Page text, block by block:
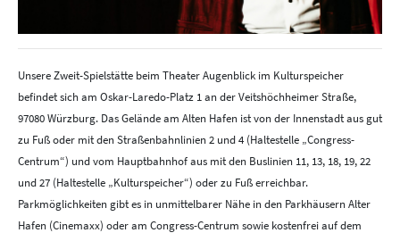
Unsere Zweit-Spielstätte beim Theater ­Augenblick im Kulturspeicher
befindet sich am Oskar-Laredo-Platz 1 an der Veitshöchheimer Straße,
97080 Würzburg. Das Gelände am Alten Hafen ist von der Innenstadt aus gut
zu Fuß oder mit den Straßenbahnlinien 2 und 4 (Haltestelle „Congress-
Centrum“) und vom Hauptbahnhof aus mit den Buslinien 11, 13, 18, 19, 22
und 27 (Haltestelle „Kulturspeicher“) oder zu Fuß erreichbar.
Parkmöglichkeiten gibt es in unmittelbarer Nähe in den Parkhäusern Alter
Hafen (Cinemaxx) oder am Congress-Centrum sowie kostenfrei auf dem